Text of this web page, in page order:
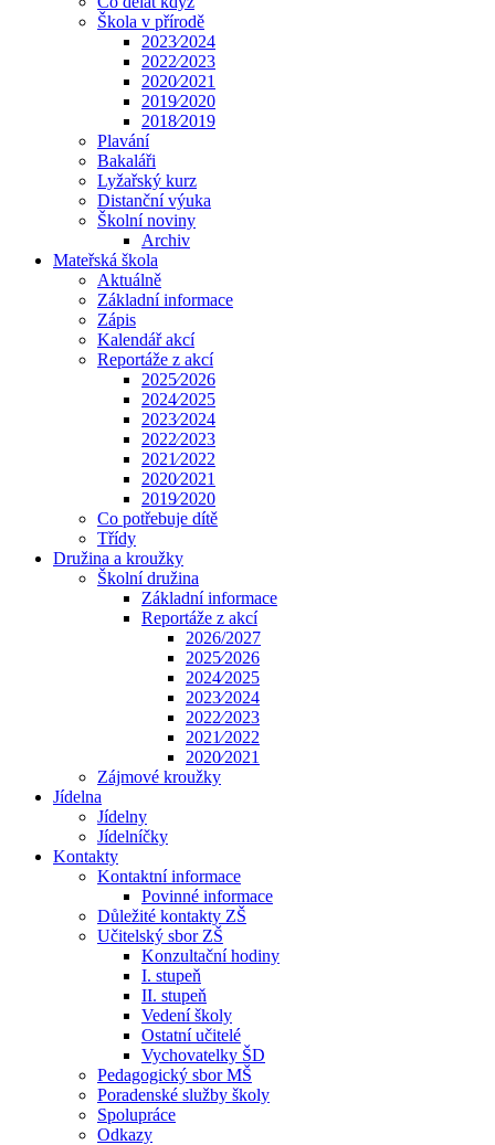
Škola v přírodě
2023⁄2024
2022⁄2023
2020⁄2021
2019⁄2020
2018⁄2019
Plavání
Bakaláři
Lyžařský kurz
Distanční výuka
Školní noviny
Archiv
Mateřská škola
Aktuálně
Základní informace
Zápis
Kalendář akcí
Reportáže z akcí
2025⁄2026
2024⁄2025
2023⁄2024
2022⁄2023
2021⁄2022
2020⁄2021
2019⁄2020
Co potřebuje dítě
Třídy
Družina a kroužky
Školní družina
Základní informace
Reportáže z akcí
2026/2027
2025⁄2026
2024⁄2025
2023⁄2024
2022⁄2023
2021⁄2022
2020⁄2021
Zájmové kroužky
Jídelna
Jídelny
Jídelníčky
Kontakty
Kontaktní informace
Povinné informace
Důležité kontakty ZŠ
Učitelský sbor ZŠ
Konzultační hodiny
I. stupeň
II. stupeň
Vedení školy
Ostatní učitelé
Vychovatelky ŠD
Pedagogický sbor MŠ
Poradenské služby školy
Spolupráce
Odkazy